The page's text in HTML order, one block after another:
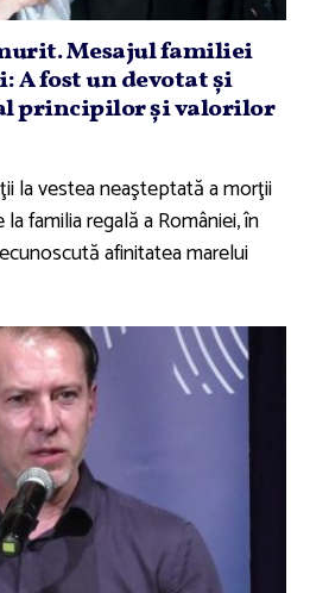
Mesajul familiei
A fost un devotat şi
principilor şi valorilor
la vestea neaşteptată a morţii
familia regală a României, în
afinitatea marelui